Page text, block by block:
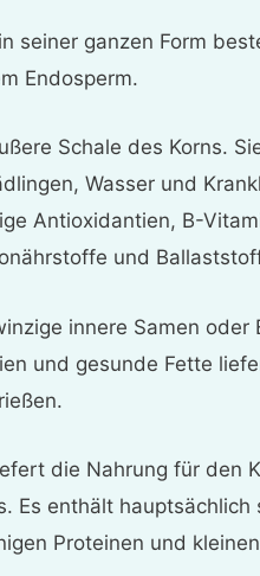
seiner ganzen Form
Endosperm.
Schale des Korns.
Wasser und
Antioxidantien, B-
und
innere Samen oder
und gesunde Fette
die Nahrung für den
Es enthält
Proteinen und